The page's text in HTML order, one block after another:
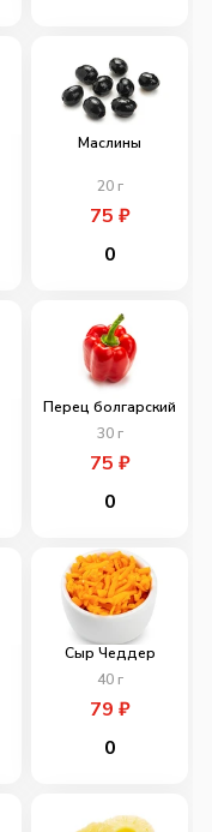
Маслины
20г
75 ₽
0
Перец болгарский
30г
75 ₽
0
Сыр Чеддер
40г
79 ₽
0